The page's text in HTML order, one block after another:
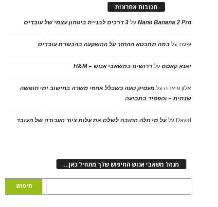
תגובות אחרונות
Nano Banana 2 Proעל 3 דרכים לבניית ביטחון עצמי של עובדים
יפעתעל במה מתבטא ההחזר על ההשקעה בהכשרת עובדים
יאנא קאסםעלדרושים במשאבי אנוש – H&M
אלון פיאדה על מעסיק טעה כשכלל אחוזי משרה בחישוב ימי חופשה
שנתית – והפסיד בתביעה
David עלעל מי חלה החובה לשלם את עלות ציוד העבודה של העובד
מנהל משאבי אנוש החיפוש שלך מתחיל כאן…